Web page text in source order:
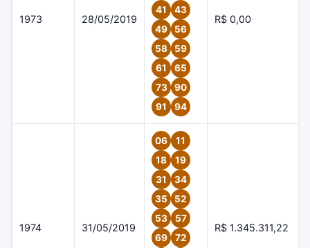
1973 28/05/2019
41
43
49
56
58
59
61
65
73
90
91
94
R$ 0,00
1974 31/05/2019
06
11
18
19
31
34
35
52
53
57
69
72
R$ 1.345.311,22